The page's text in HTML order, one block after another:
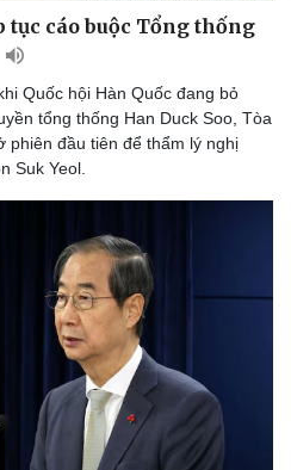
tục cáo buộc Tổng thống
Quốc hội Hàn Quốc đang bỏ
tổng thống Han Duck Soo, Tòa
phiên đầu tiên để thẩm lý nghị
Suk Yeol.